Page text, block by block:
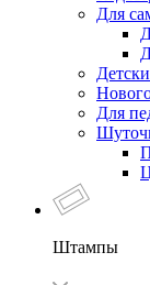
Для
Для
Штампы